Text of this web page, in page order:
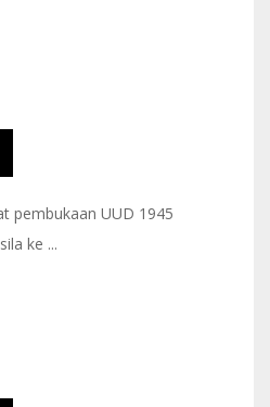
pembukaan UUD 1945
ke ...